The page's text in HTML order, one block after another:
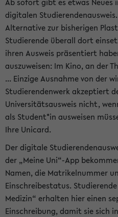
digitalen
Alternative zur bisherigen
Studierende überall dort
ihren Ausweis präsentiert
auszuweisen: Im Kino, an der
... Einzige Ausnahme von der
Studierendenwerk akzeptiert
Universitätsausweis nicht,
als Student*in ausweisen
Ihre Unicard.
Der digitale
der „Meine Uni“-App
Namen, die Matrikelnummer
Einschreibestatus.
Medizin“ erhalten hier einen
Einschreibung, damit sie sich